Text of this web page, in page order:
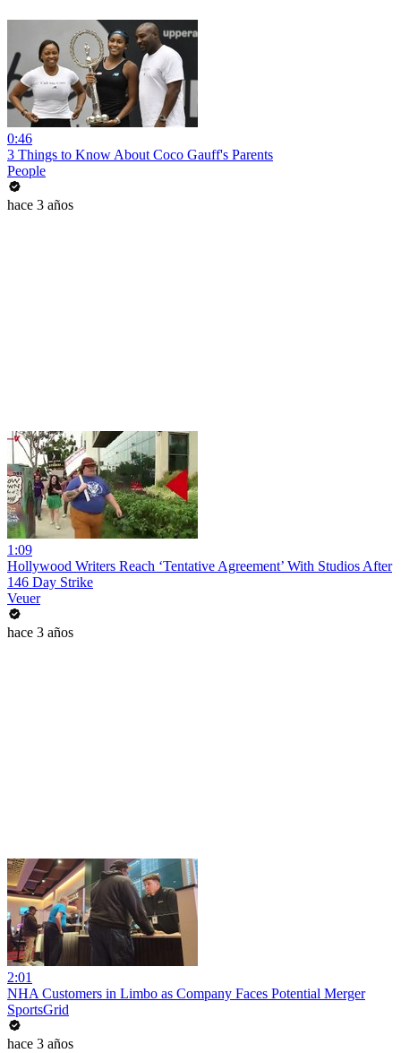
0:46
3 Things to Know About Coco Gauff's Parents
People
hace 3 años
1:09
Hollywood Writers Reach ‘Tentative Agreement’ With Studios After
146 Day Strike
Veuer
hace 3 años
2:01
NHA Customers in Limbo as Company Faces Potential Merger
SportsGrid
hace 3 años